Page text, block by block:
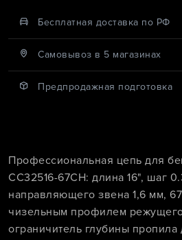
Бесплатная доставка по РФ
Cамовывоз в 5 магазинах
Предпродажная подготовка
Профессиональная цепь для
CC32516-67CH: длина 16", шаг
направляющего звена 1,6 мм,
чизельным профилем
ограничитель глубины